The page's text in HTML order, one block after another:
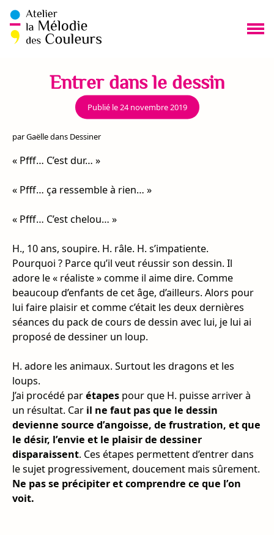
Aller
au
contenu
Entrer dans le dessin
Publié le24 novembre 2019
parGaëlledans Dessiner
« Pfff… C’est dur… »
« Pfff… ça ressemble à rien… »
« Pfff… C’est chelou… »
H., 10 ans, soupire. H. râle. H. s’impatiente.
Pourquoi ? Parce qu’il veut réussir son dessin. Il
adore le « réaliste » comme il aime dire. Comme
beaucoup d’enfants de cet âge, d’ailleurs. Alors pour
lui faire plaisir et comme c’était les deux dernières
séances du pack de cours de dessin avec lui, je lui ai
proposé de dessiner un loup.
H. adore les animaux. Surtout les dragons et les
loups.
J’ai procédé parétapes pour que H. puisse arriver à
un résultat. Car il ne faut pas que le dessin
devienne source d’angoisse, de frustration, et que
le désir, l’envie et le plaisir de dessiner
disparaissent. Ces étapes permettent d’entrer dans
le sujet progressivement, doucement mais sûrement.
Ne pas se précipiter et comprendre ce que l’on
voit.